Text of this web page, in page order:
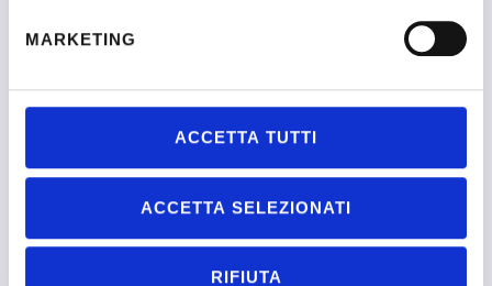
MARKETING
ACCETTA TUTTI
ACCETTA SELEZIONATI
RIFIUTA
Sono psicologo dell’orientamento e accompagno adolescenti e
Lavoro secondo il modello Life Design, integrando approcci
autonomia e capacità di adattamento.
di servizio civile: progetto e conduco laboratori di orientamento
scolastico, percorsi di career counseling e interventi di
tutoraggio accademico. Collaboro con La .R.I.O.S. (Università di